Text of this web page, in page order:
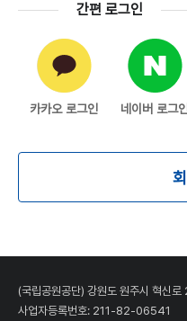
간편 로그인
카카오 로그인 네이버 로그
(국립공원공단) 강원도 원주시 혁신
사업자등록번호: 211-82-06541